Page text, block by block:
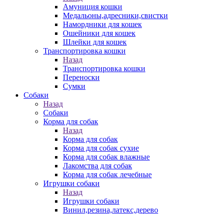
Амуниция кошки
Медальоны,адресники,свистки
Намордники для кошек
Ошейники для кошек
Шлейки для кошек
Транспортировка кошки
Назад
Транспортировка кошки
Переноски
Сумки
Собаки
Назад
Собаки
Корма для собак
Назад
Корма для собак
Корма для собак сухие
Корма для собак влажные
Лакомства для собак
Корма для собак лечебные
Игрушки собаки
Назад
Игрушки собаки
Винил,резина,латекс,дерево